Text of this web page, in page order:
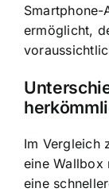
Smartphone-
ermöglicht,
Im Vergleich
eine Wallbox
eine